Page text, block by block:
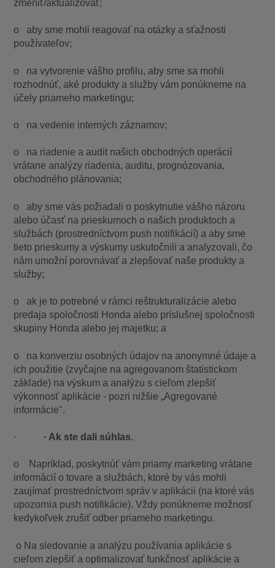
zmeniť/aktualizovať;
o aby sme mohli reagovať na otázky a sťažnosti
používateľov;
o na vytvorenie vášho profilu, aby sme sa mohli
rozhodnúť, aké produkty a služby vám ponúkneme na
účely priameho marketingu;
o na vedenie interných záznamov;
o na riadenie a audit našich obchodných operácií
vrátane analýzy riadenia, auditu, prognózovania,
obchodného plánovania;
o aby sme vás požiadali o poskytnutie vášho názoru
alebo účasť na prieskumoch o našich produktoch a
službách (prostredníctvom push notifikácií) a aby sme
tieto prieskumy a výskumy uskutočnili a analyzovali, čo
nám umožní porovnávať a zlepšovať naše produkty a
služby;
o ak je to potrebné v rámci reštrukturalizácie alebo
predaja spoločnosti Honda alebo príslušnej spoločnosti
skupiny Honda alebo jej majetku; a
o na konverziu osobných údajov na anonymné údaje a
ich použitie (zvyčajne na agregovanom štatistickom
základe) na výskum a analýzu s cieľom zlepšiť
výkonnosť aplikácie - pozri nižšie „Agregované
informácie".
· · Ak ste dali súhlas.
o Napríklad, poskytnúť vám priamy marketing vrátane
informácií o tovare a službách, ktoré by vás mohli
zaujímať prostredníctvom správ v aplikácii (na ktoré vás
upozornia push notifikácie). Vždy ponúkneme možnosť
kedykoľvek zrušiť odber priameho marketingu.
o Na sledovanie a analýzu používania aplikácie s
cieľom zlepšiť a optimalizovať funkčnosť aplikácie a